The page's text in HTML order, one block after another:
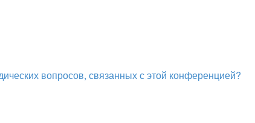
вопросов, связанных с этой конференцией?